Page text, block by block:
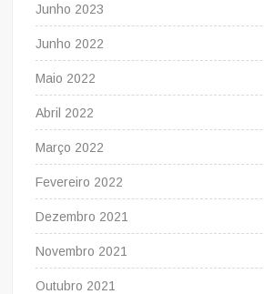
Junho 2023
Junho 2022
Maio 2022
Abril 2022
Março 2022
Fevereiro 2022
Dezembro 2021
Novembro 2021
Outubro 2021